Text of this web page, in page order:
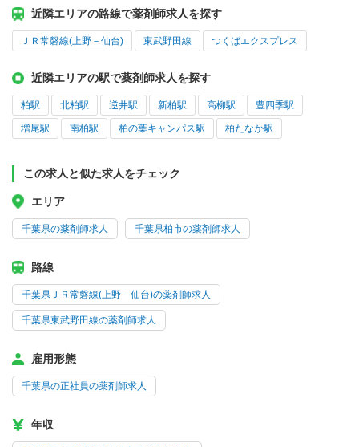
近隣エリアの路線で薬剤師求人を探す
ＪＲ常磐線(上野－仙台) 東武野田線 つくばエクスプレス
近隣エリアの駅で薬剤師求人を探す
柏駅 北柏駅 逆井駅 新柏駅 高柳駅 豊四季駅
増尾駅 南柏駅 柏の葉キャンパス駅 柏たなか駅
この求人と似た求人をチェック
エリア
千葉県の薬剤師求人 千葉県柏市の薬剤師求人
路線
千葉県ＪＲ常磐線(上野－仙台)の薬剤師求人
千葉県東武野田線の薬剤師求人
雇用形態
千葉県の正社員の薬剤師求人
年収